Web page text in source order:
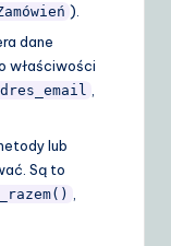
).
dane
właściwości
lub
Są to